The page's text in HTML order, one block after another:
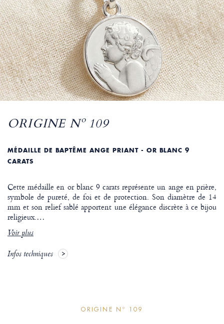
ORIGINE Nº 109
MÉDAILLE DE BAPTÊME ANGE PRIANT - OR BLANC 9
CARATS
Cette médaille en or blanc 9 carats représente un ange en prière,
symbole de pureté, de foi et de protection. Son diamètre de 14
mm et son relief sablé apportent une élégance discrète à ce bijou
religieux.…
Voir plus
Infos techniques
ORIGINE Nº 109